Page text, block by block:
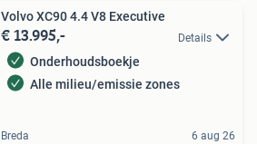
Volvo XC90 4.4 V8 Executive
€ 13.995,- Details
Onderhoudsboekje
Alle milieu/emissie zones
Breda 6 aug 26